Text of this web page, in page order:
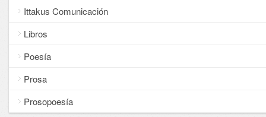
Ittakus Comunicación
Libros
Poesía
Prosa
Prosopoesía